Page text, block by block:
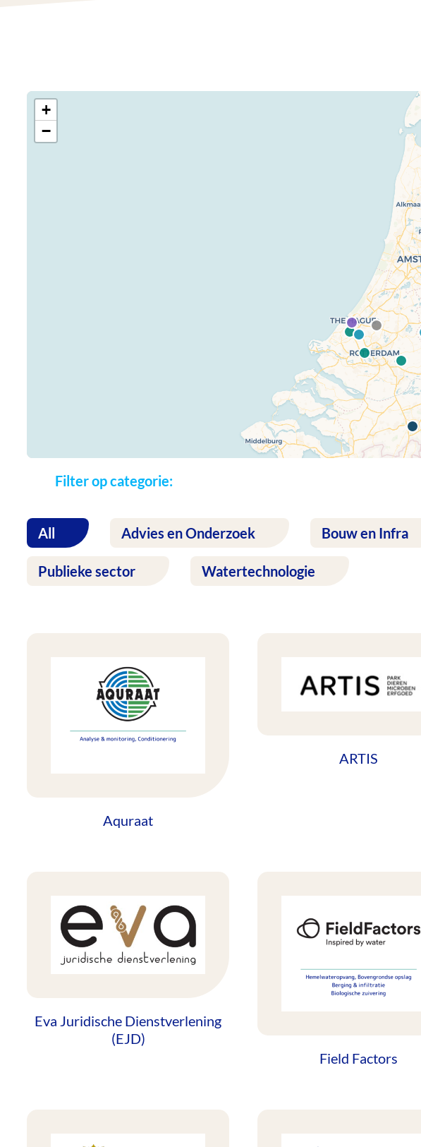
Filter op categorie:
All Advies en Onderzoek Bouw en Infra
Publieke sector Watertechnologie
Aquraat
ARTIS
Eva Juridische Dienstverlening
(EJD)
Field Factors